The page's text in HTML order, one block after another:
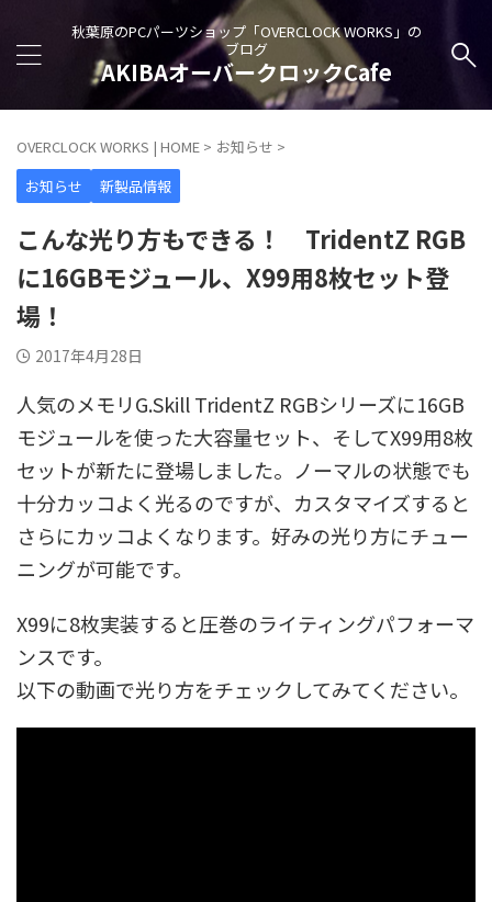
秋葉原のPCパーツショップ「OVERCLOCK WORKS」の
ブログ
AKIBAオーバークロックCafe
OVERCLOCK WORKS | HOME > お知らせ >
お知らせ
新製品情報
こんな光り方もできる！ TridentZ RGB
に16GBモジュール、X99用8枚セット登
場！
2017年4月28日
人気のメモリG.Skill TridentZ RGBシリーズに16GB
モジュールを使った大容量セット、そしてX99用8枚
セットが新たに登場しました。ノーマルの状態でも
十分カッコよく光るのですが、カスタマイズすると
さらにカッコよくなります。好みの光り方にチュー
ニングが可能です。
X99に8枚実装すると圧巻のライティングパフォーマ
ンスです。
以下の動画で光り方をチェックしてみてください。